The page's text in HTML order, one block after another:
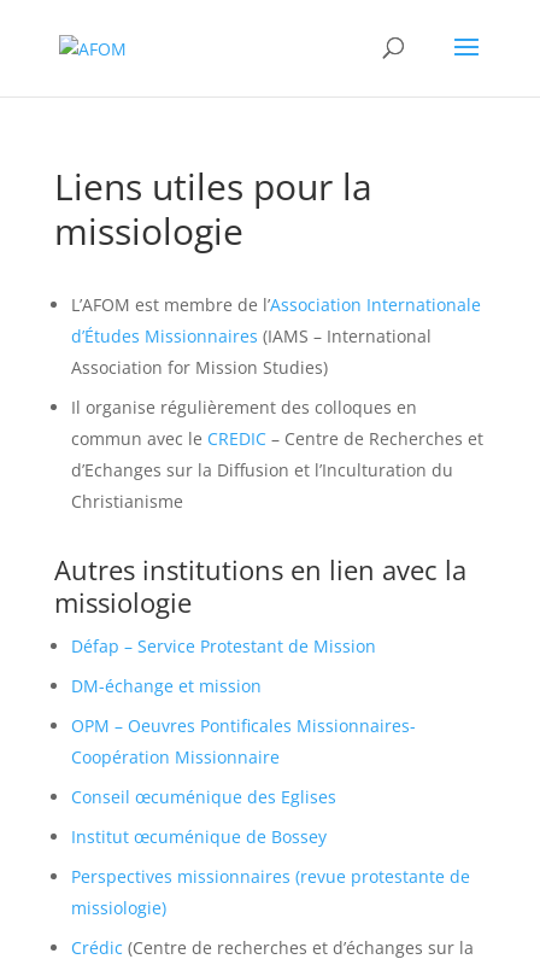
Liens utiles pour la
missiologie
L’AFOM est membre de l’Association Internationale
d’Études Missionnaires (IAMS – International
Association for Mission Studies)
Il organise régulièrement des colloques en
commun avec le CREDIC– Centre de Recherches et
d’Echanges sur la Diffusion et l’Inculturation du
Christianisme
Autres institutions en lien avec la
missiologie
Défap – Service Protestant de Mission
DM-échange et mission
OPM – Oeuvres Pontificales Missionnaires-
Coopération Missionnaire
Conseil œcuménique des Eglises
Institut œcuménique de Bossey
Perspectives missionnaires (revue protestante de
missiologie)
Crédic (Centre de recherches et d’échanges sur la